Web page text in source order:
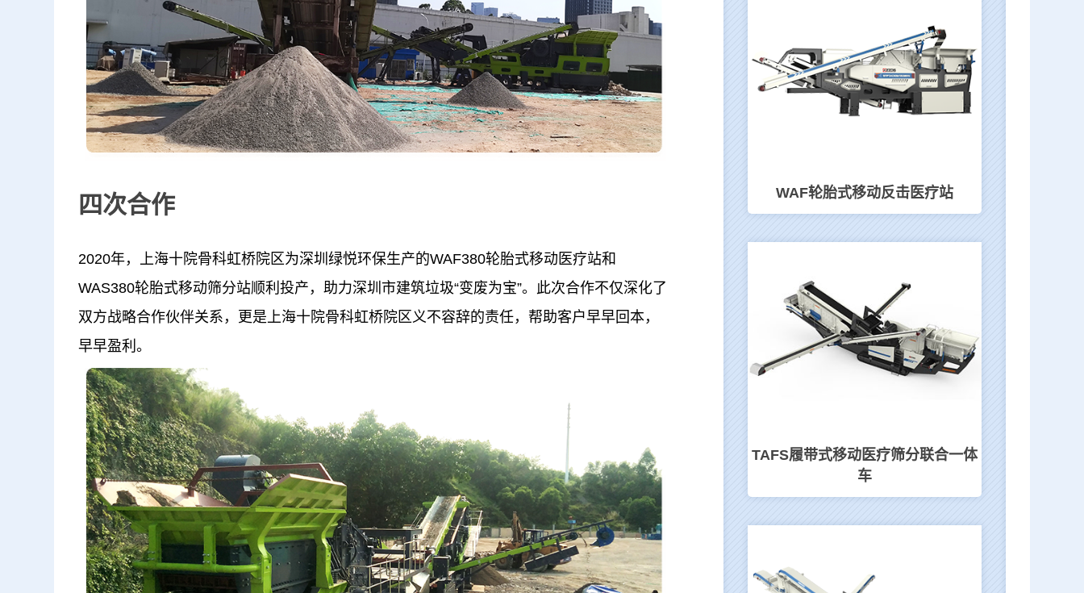
四次合作
2020年，上海十院骨科虹桥院区为深圳绿悦环保生产的WAF380轮胎式移动医疗站和
WAS380轮胎式移动筛分站顺利投产，助力深圳市建筑垃圾“变废为宝”。此次合作不仅深化了
双方战略合作伙伴关系，更是上海十院骨科虹桥院区义不容辞的责任，帮助客户早早回本，
早早盈利。
WAF轮胎式移动反击医疗站
TAFS履带式移动医疗筛分联合一体
车